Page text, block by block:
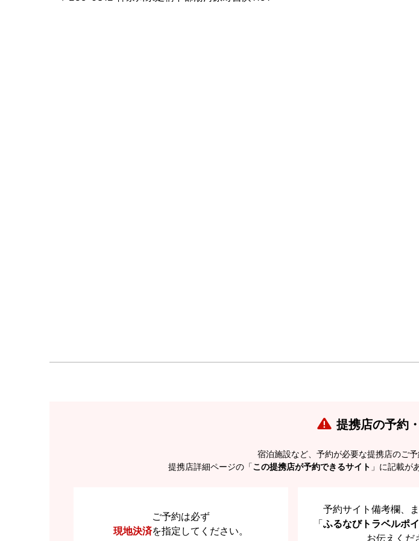
提携店の予約
宿泊施設など、予約が必要な提携店のご
提携店詳細ページの「この提携店が予約できるサイト 」に記載が
ご予約は必ず
現地決済を指定してください。
予約サイト備考欄、
「ふるなびトラベルポ
お伝えくだ